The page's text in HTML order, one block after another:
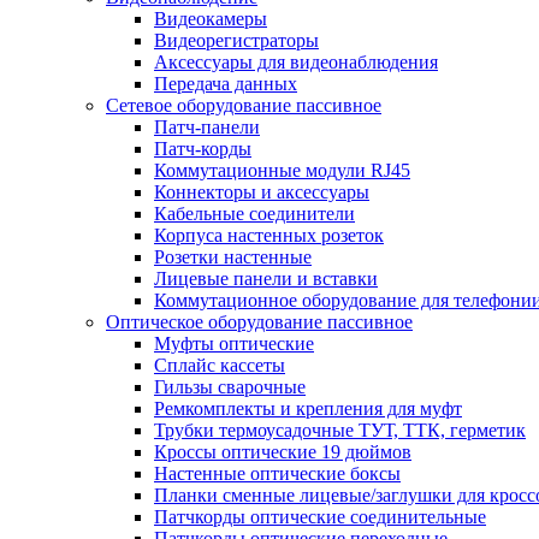
Видеокамеры
Видеорегистраторы
Аксессуары для видеонаблюдения
Передача данных
Сетевое оборудование пассивное
Патч-панели
Патч-корды
Коммутационные модули RJ45
Коннекторы и аксессуары
Кабельные соединители
Корпуса настенных розеток
Розетки настенные
Лицевые панели и вставки
Коммутационное оборудование для
Оптическое оборудование пассивное
Муфты оптические
Сплайс кассеты
Гильзы сварочные
Ремкомплекты и крепления для муфт
Трубки термоусадочные ТУТ, ТТК, герметик
Кроссы оптические 19 дюймов
Настенные оптические боксы
Планки сменные лицевые/заглушки для
Патчкорды оптические соединительные